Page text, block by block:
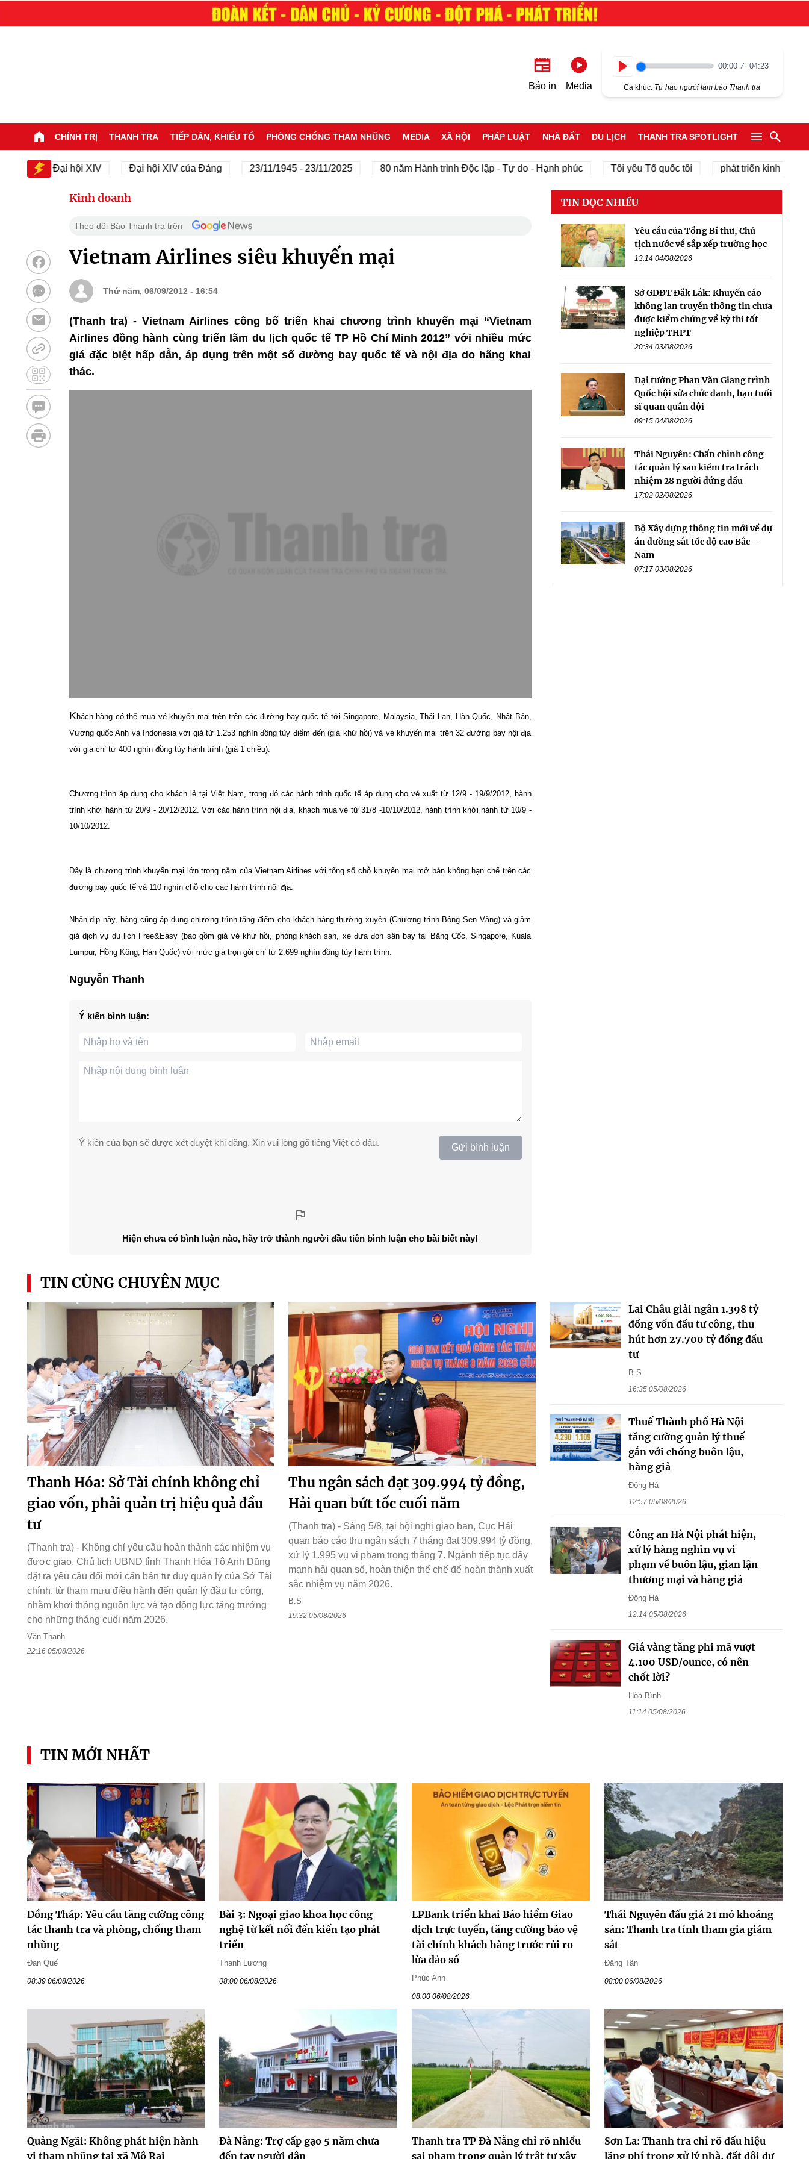
Báo in Media
00:00 04:23
Ca khúc: Tự hào người làm báo Thanh tra
CHÍNH TRỊ THANH TRA TIẾP DÂN, KHIẾU TỐ PHÒNG CHỐNG THAM NHŨNG MEDIA XÃ HỘI PHÁP LUẬT NHÀ ĐẤT DU LỊCH THANH TRA SPOTLIGHT
Đại hội XIV Đại hội XIV của Đảng 23/11/1945 - 23/11/2025 80 năm Hành trình Độc lập - Tự do - Hạnh phúc Tôi yêu Tổ quốc tôi phát triển kinh tế tư nhân
Kinh doanh
Theo dõi Báo Thanh tra trên
Vietnam Airlines siêu khuyến mại
Thứ năm, 06/09/2012 - 16:54
(Thanh tra) - Vietnam Airlines công bố triển khai chương trình khuyến mại “Vietnam
Airlines đồng hành cùng triển lãm du lịch quốc tế TP Hồ Chí Minh 2012” với nhiều mức
giá đặc biệt hấp dẫn, áp dụng trên một số đường bay quốc tế và nội địa do hãng khai
thác.
K hách hàng có thể mua vé khuyến mại trên trên các đường bay quốc tế tới Singapore, Malaysia, Thái Lan, Hàn Quốc, Nhật Bản,
Vương quốc Anh và Indonesia với giá từ 1.253 nghìn đồng tùy điểm đến (giá khứ hồi) và vé khuyến mại trên 32 đường bay nội địa
với giá chỉ từ 400 nghìn đồng tùy hành trình (giá 1 chiều).
Chương trình áp dụng cho khách lẻ tại Việt Nam, trong đó các hành trình quốc tế áp dụng cho vé xuất từ 12/9 - 19/9/2012, hành
trình khởi hành từ 20/9 - 20/12/2012. Với các hành trình nội địa, khách mua vé từ 31/8 -10/10/2012, hành trình khởi hành từ 10/9 -
10/10/2012.
Đây là chương trình khuyến mại lớn trong năm của Vietnam Airlines với tổng số chỗ khuyến mại mở bán không hạn chế trên các
đường bay quốc tế và 110 nghìn chỗ cho các hành trình nội địa.
Nhân dịp này, hãng cũng áp dụng chương trình tặng điểm cho khách hàng thường xuyên (Chương trình Bông Sen Vàng) và giảm
giá dịch vụ du lịch Free&Easy (bao gồm giá vé khứ hồi, phòng khách sạn, xe đưa đón sân bay tại Băng Cốc, Singapore, Kuala
Lumpur, Hồng Kông, Hàn Quốc) với mức giá trọn gói chỉ từ 2.699 nghìn đồng tùy hành trình.
Nguyễn Thanh
Ý kiến bình luận:
Ý kiến của bạn sẽ được xét duyệt khi đăng. Xin vui lòng gõ tiếng Việt có dấu. Gửi bình luận
Hiện chưa có bình luận nào, hãy trở thành người đầu tiên bình luận cho bài biết này!
TIN ĐỌC NHIỀU
Yêu cầu của Tổng Bí thư, Chủ
tịch nước về sắp xếp trường học
13:14 04/08/2026
Sở GDĐT Đắk Lắk: Khuyến cáo
không lan truyền thông tin chưa
được kiểm chứng về kỳ thi tốt
nghiệp THPT
20:34 03/08/2026
Đại tướng Phan Văn Giang trình
Quốc hội sửa chức danh, hạn tuổi
sĩ quan quân đội
09:15 04/08/2026
Thái Nguyên: Chấn chỉnh công
tác quản lý sau kiểm tra trách
nhiệm 28 người đứng đầu
17:02 02/08/2026
Bộ Xây dựng thông tin mới về dự
án đường sắt tốc độ cao Bắc –
Nam
07:17 03/08/2026
TIN CÙNG CHUYÊN MỤC
Thanh Hóa: Sở Tài chính không chỉ
giao vốn, phải quản trị hiệu quả đầu
tư
(Thanh tra) - Không chỉ yêu cầu hoàn thành các nhiệm vụ
được giao, Chủ tịch UBND tỉnh Thanh Hóa Tô Anh Dũng
đặt ra yêu cầu đổi mới căn bản tư duy quản lý của Sở Tài
chính, từ tham mưu điều hành đến quản lý đầu tư công,
nhằm khơi thông nguồn lực và tạo động lực tăng trưởng
cho những tháng cuối năm 2026.
Văn Thanh
22:16 05/08/2026
Thu ngân sách đạt 309.994 tỷ đồng,
Hải quan bứt tốc cuối năm
(Thanh tra) - Sáng 5/8, tại hội nghị giao ban, Cục Hải
quan báo cáo thu ngân sách 7 tháng đạt 309.994 tỷ đồng,
xử lý 1.995 vụ vi phạm trong tháng 7. Ngành tiếp tục đẩy
mạnh hải quan số, hoàn thiện thể chế để hoàn thành xuất
sắc nhiệm vụ năm 2026.
B.S
19:32 05/08/2026
Lai Châu giải ngân 1.398 tỷ
đồng vốn đầu tư công, thu
hút hơn 27.700 tỷ đồng đầu
tư
B.S
16:35 05/08/2026
Thuế Thành phố Hà Nội
tăng cường quản lý thuế
gắn với chống buôn lậu,
hàng giả
Đông Hà
12:57 05/08/2026
Công an Hà Nội phát hiện,
xử lý hàng nghìn vụ vi
phạm về buôn lậu, gian lận
thương mại và hàng giả
Đông Hà
12:14 05/08/2026
Giá vàng tăng phi mã vượt
4.100 USD/ounce, có nên
chốt lời?
Hòa Bình
11:14 05/08/2026
TIN MỚI NHẤT
Đồng Tháp: Yêu cầu tăng cường công
tác thanh tra và phòng, chống tham
nhũng
Đan Quế
08:39 06/08/2026
Bài 3: Ngoại giao khoa học công
nghệ từ kết nối đến kiến tạo phát
triển
Thanh Lương
08:00 06/08/2026
LPBank triển khai Bảo hiểm Giao
dịch trực tuyến, tăng cường bảo vệ
tài chính khách hàng trước rủi ro
lừa đảo số
Phúc Anh
08:00 06/08/2026
Thái Nguyên đấu giá 21 mỏ khoáng
sản: Thanh tra tỉnh tham gia giám
sát
Đăng Tân
08:00 06/08/2026
Quảng Ngãi: Không phát hiện hành
vi tham nhũng tại xã Mô Rai
Đà Nẵng: Trợ cấp gạo 5 năm chưa
đến tay người dân
Thanh tra TP Đà Nẵng chỉ rõ nhiều
sai phạm trong quản lý trật tự xây
Sơn La: Thanh tra chỉ rõ dấu hiệu
lãng phí trong xử lý nhà, đất dôi dư